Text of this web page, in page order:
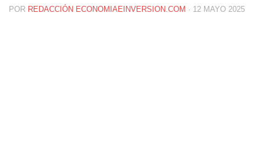
POR REDACCIÓN ECONOMIAEINVERSION.COM · 12 MAYO 2025